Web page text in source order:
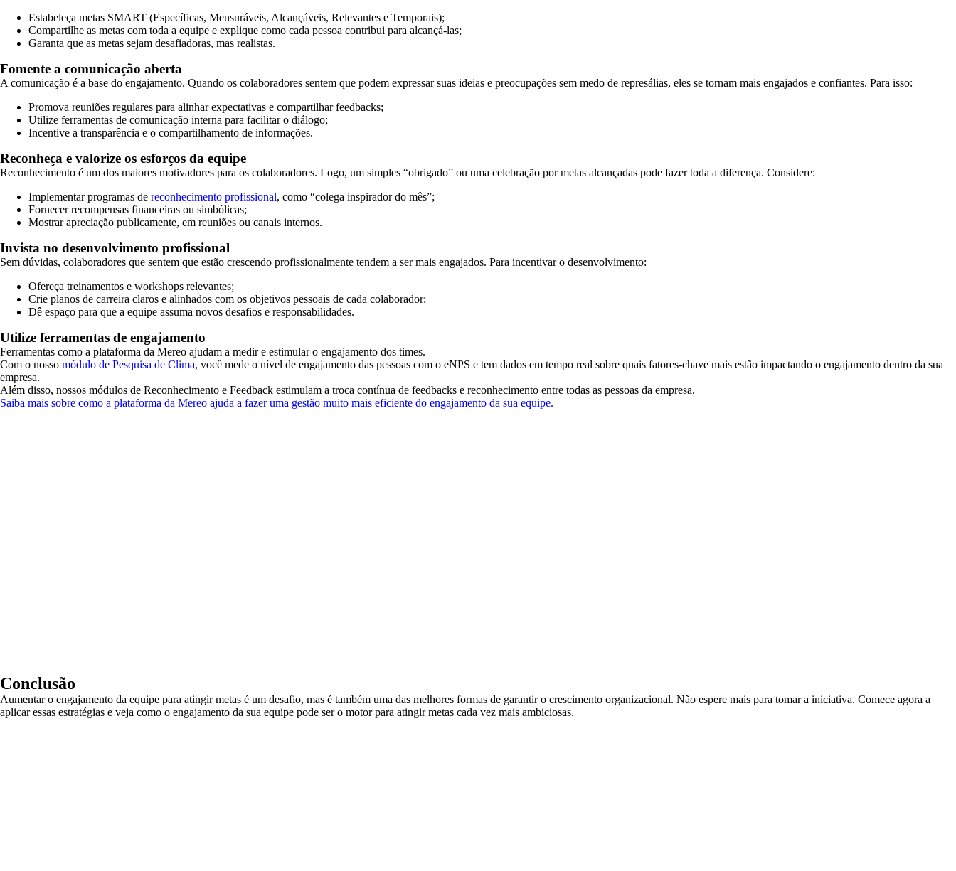
Estabeleça metas SMART (Específicas, Mensuráveis, Alcançáveis, Relevantes e Temporais);
Compartilhe as metas com toda a equipe e explique como cada pessoa contribui para alcançá-las;
Garanta que as metas sejam desafiadoras, mas realistas.
Fomente a comunicação aberta
A comunicação é a base do engajamento. Quando os colaboradores sentem que podem expressar suas ideias e preocupações sem medo de represálias, eles se tornam mais engajados e confiantes. Para isso:
Promova reuniões regulares para alinhar expectativas e compartilhar feedbacks;
Utilize ferramentas de comunicação interna para facilitar o diálogo;
Incentive a transparência e o compartilhamento de informações.
Reconheça e valorize os esforços da equipe
Reconhecimento é um dos maiores motivadores para os colaboradores. Logo, um simples “obrigado” ou uma celebração por metas alcançadas pode fazer toda a diferença. Considere:
Implementar programas de reconhecimento profissional, como “colega inspirador do mês”;
Fornecer recompensas financeiras ou simbólicas;
Mostrar apreciação publicamente, em reuniões ou canais internos.
Invista no desenvolvimento profissional
Sem dúvidas, colaboradores que sentem que estão crescendo profissionalmente tendem a ser mais engajados. Para incentivar o desenvolvimento:
Ofereça treinamentos e workshops relevantes;
Crie planos de carreira claros e alinhados com os objetivos pessoais de cada colaborador;
Dê espaço para que a equipe assuma novos desafios e responsabilidades.
Utilize ferramentas de engajamento
Ferramentas como a plataforma da Mereo ajudam a medir e estimular o engajamento dos times.
Com o nosso módulo de Pesquisa de Clima, você mede o nível de engajamento das pessoas com o eNPS e tem dados em tempo real sobre quais fatores-chave mais estão impactando o engajamento dentro da sua
empresa.
Além disso, nossos módulos de Reconhecimento e Feedback estimulam a troca contínua de feedbacks e reconhecimento entre todas as pessoas da empresa.
Saiba mais sobre como a plataforma da Mereo ajuda a fazer uma gestão muito mais eficiente do engajamento da sua equipe.
Conclusão
Aumentar o engajamento da equipe para atingir metas é um desafio, mas é também uma das melhores formas de garantir o crescimento organizacional. Não espere mais para tomar a iniciativa. Comece agora a
aplicar essas estratégias e veja como o engajamento da sua equipe pode ser o motor para atingir metas cada vez mais ambiciosas.